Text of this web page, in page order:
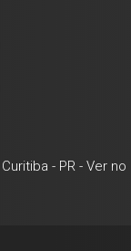
Curitiba - PR- Ver no